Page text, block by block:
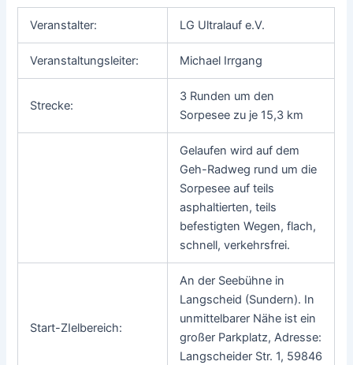
Veranstalter: LG Ultralauf e.V.
Veranstaltungsleiter: Michael Irrgang
Strecke:
3 Runden um den
Sorpesee zu je 15,3 km
Gelaufen wird auf dem
Geh-Radweg rund um die
Sorpesee auf teils
asphaltierten, teils
befestigten Wegen, flach,
schnell, verkehrsfrei.
Start-ZIelbereich:
An der Seebühne in
Langscheid (Sundern). In
unmittelbarer Nähe ist ein
großer Parkplatz, Adresse:
Langscheider Str. 1, 59846